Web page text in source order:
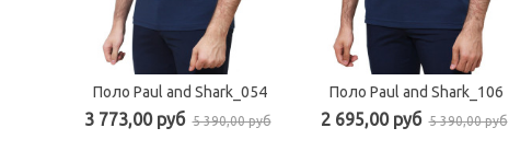
Поло Paul and Shark_054
3 773,00 руб 5 390,00 руб
Поло Paul and Shark_106
2 695,00 руб 5 390,00 руб